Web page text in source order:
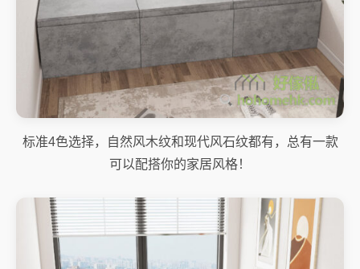
标准4色选择，自然风木纹和现代风石纹都有，总有一款
可以配搭你的家居风格！